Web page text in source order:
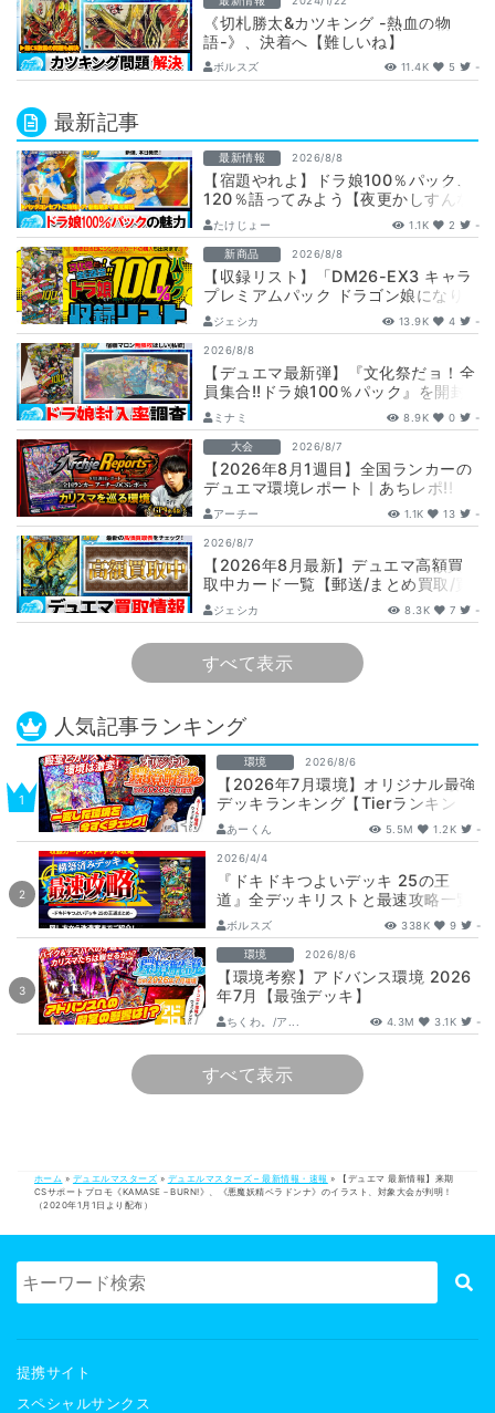
《切札勝太&カツキング -熱血の物
語-》、決着へ【難しいね】
ボルスズ 11.4K 5 -
最新記事
最新情報 2026/8/8
【宿題やれよ】ドラ娘100％パック、
120％語ってみよう【夜更かしすんな
よ】
たけじょー 1.1K 2 -
新商品 2026/8/8
【収録リスト】「DM26-EX3 キャラ
プレミアムパック ドラゴン娘になり
たくないっ！ 文化祭だョ！全員集
合!…
ジェシカ 13.9K 4 -
2026/8/8
【デュエマ最新弾】『文化祭だョ！全
員集合!!ドラ娘100％パック』を開封
して封入率調査！【25周年/ドラゴン
娘…
ミナミ 8.9K 0 -
大会 2026/8/7
【2026年8月1週目】全国ランカーの
デュエマ環境レポート｜あちレポ!!
【毎週金曜更新】
アーチー 1.1K 13 -
2026/8/7
【2026年8月最新】デュエマ高額買
取中カード一覧【郵送/まとめ買取/買
取表/相場/金トレジャー】
ジェシカ 8.3K 7 -
すべて表示
人気記事ランキング
環境 2026/8/6
【2026年7月環境】オリジナル最強
デッキランキング【Tierランキン
グ】
あーくん 5.5M 1.2K -
2026/4/4
『ドキドキつよいデッキ 25の王
道』全デッキリストと最速攻略一覧
【DM26-SD1】
ボルスズ 338K 9 -
環境 2026/8/6
【環境考察】アドバンス環境 2026
年7月【最強デッキ】
ちくわ。/ア... 4.3M 3.1K -
すべて表示
ホーム » デュエルマスターズ » デュエルマスターズ – 最新情報・速報 »
【デュエマ 最新情報】来期
CSサポートプロモ《KAMASE－BURN!》、《悪魔妖精ベラドンナ》のイラスト、対象大会が判明！
（2020年1月1日より配布）
提携サイト
スペシャルサンクス